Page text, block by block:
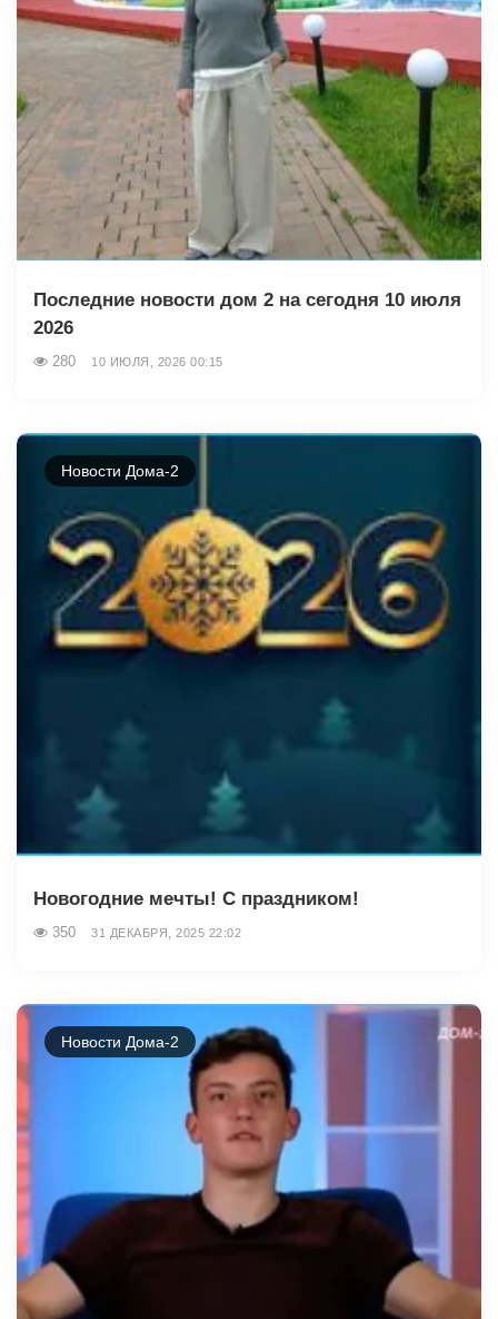
Последние новости дом 2 на сегодня 10 июля
2026
280 10 ИЮЛЯ, 2026 00:15
Новости Дома-2
Новогодние мечты! С праздником!
350 31 ДЕКАБРЯ, 2025 22:02
Новости Дома-2